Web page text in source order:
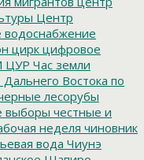
Центр
водоснабжение
цирк цифровое
ЦУР Час земли
Востока по
лесорубы
выборы честные и
неделя чиновник
вода Чиунэ